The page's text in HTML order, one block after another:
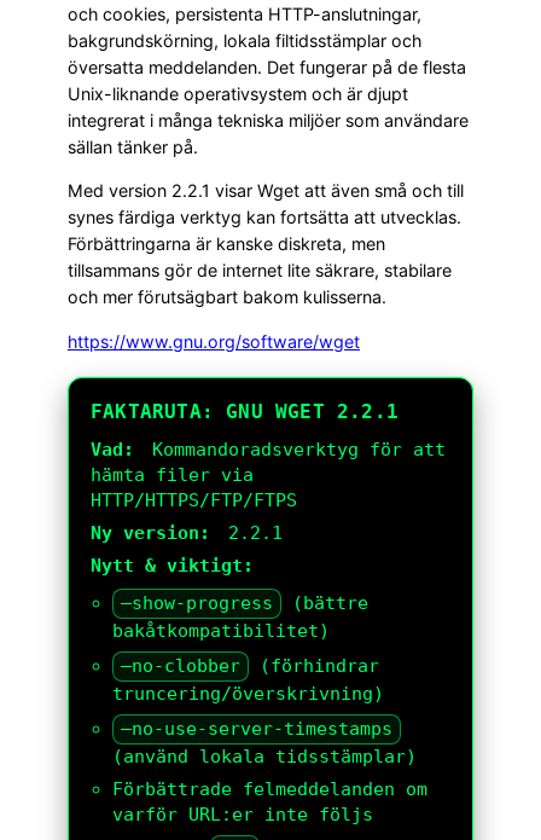
och cookies, persistenta HTTP-anslutningar,
bakgrundskörning, lokala fil­tidsstämplar och
översatta meddelanden. Det fungerar på de flesta
Unix-liknande operativsystem och är djupt
integrerat i många tekniska miljöer som användare
sällan tänker på.
Med version 2.2.1 visar Wget att även små och till
synes färdiga verktyg kan fortsätta att utvecklas.
Förbättringarna är kanske diskreta, men
tillsammans gör de internet lite säkrare, stabilare
och mer förutsägbart bakom kulisserna.
https://www.gnu.org/software/wget
FAKTARUTA: GNU WGET 2.2.1
Vad:
Kommandoradsverktyg för att
hämta filer via
HTTP/HTTPS/FTP/FTPS
Ny version:
2.2.1
Nytt & viktigt:
–show-progress
(bättre
bakåtkompatibilitet)
–no-clobber
(förhindrar
truncering/överskrivning)
–no-use-server-timestamps
(använd lokala tidsstämplar)
Förbättrade felmeddelanden om
varför URL:er inte följs